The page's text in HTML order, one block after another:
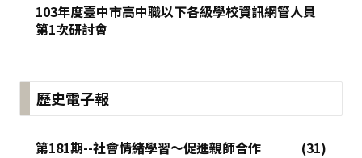
103年度臺中市高中職以下各級學校資訊網管人員
第1次研討會
歷史電子報
第181期--社會情緒學習～促進親師合作